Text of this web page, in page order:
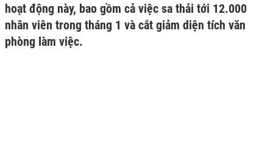
hoạt động này, bao gồm cả việc sa thải tới 12.000
nhân viên trong tháng 1 và cắt giảm diện tích văn
phòng làm việc.